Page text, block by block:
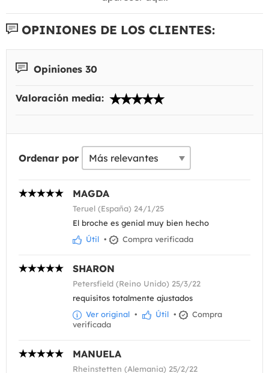
OPINIONES DE LOS CLIENTES:
Opiniones 30
Valoración media:
Ordenar por
MAGDA
Teruel (España) 24/1/25
El broche es genial muy bien hecho
Útil • Compra verificada
SHARON
Petersfield (Reino Unido) 25/3/22
requisitos totalmente ajustados
Ver original • Útil •
Compra
verificada
MANUELA
Rheinstetten (Alemania) 25/2/22